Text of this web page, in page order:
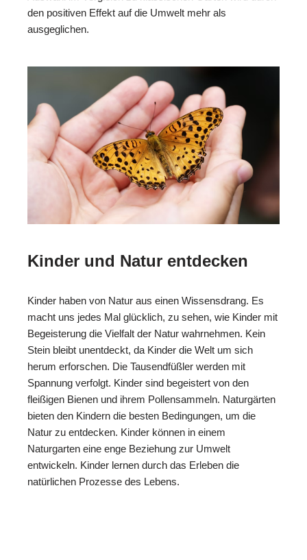
den positiven Effekt auf die Umwelt mehr als
ausgeglichen.
Kinder und Natur entdecken
Kinder haben von Natur aus einen Wissensdrang. Es
macht uns jedes Mal glücklich, zu sehen, wie Kinder mit
Begeisterung die Vielfalt der Natur wahrnehmen. Kein
Stein bleibt unentdeckt, da Kinder die Welt um sich
herum erforschen. Die Tausendfüßler werden mit
Spannung verfolgt. Kinder sind begeistert von den
fleißigen Bienen und ihrem Pollensammeln. Naturgärten
bieten den Kindern die besten Bedingungen, um die
Natur zu entdecken. Kinder können in einem
Naturgarten eine enge Beziehung zur Umwelt
entwickeln. Kinder lernen durch das Erleben die
natürlichen Prozesse des Lebens.